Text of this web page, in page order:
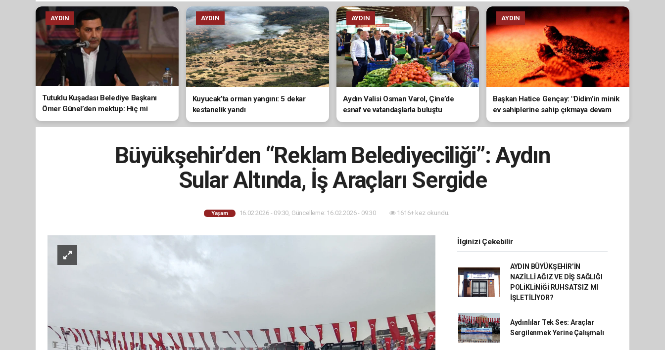
AYDIN
Tutuklu Kuşadası Belediye Başkanı
Ömer Günel’den mektup: Hiç mi
vicdanınız sızlamıyor?
AYDIN
Kuyucak’ta orman yangını: 5 dekar
kestanelik yandı
AYDIN
Aydın Valisi Osman Varol, Çine’de
esnaf ve vatandaşlarla buluştu
AYDIN
Başkan Hatice Gençay: "Didim’in minik
ev sahiplerine sahip çıkmaya devam
edeceğiz"
Büyükşehir’den “Reklam Belediyeciliği”: Aydın
Sular Altında, İş Araçları Sergide
Yaşam 16.02.2026 - 09:30, Güncelleme: 16.02.2026 - 09:30 1616+ kez okundu.
İlginizi Çekebilir
AYDIN BÜYÜKŞEHİR’İN
NAZİLLİ AĞIZ VE DİŞ SAĞLIĞI
POLİKLİNİĞİ RUHSATSIZ MI
İŞLETİLİYOR?
Aydınlılar Tek Ses: Araçlar
Sergilenmek Yerine Çalışmalı